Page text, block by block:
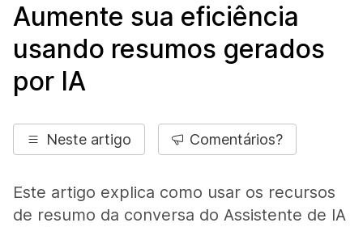
Aumente sua eficiência
usando resumos gerados
por IA
Neste artigo Comentários?
Este artigo explica como usar os recursos
de resumo da conversa do Assistente de IA